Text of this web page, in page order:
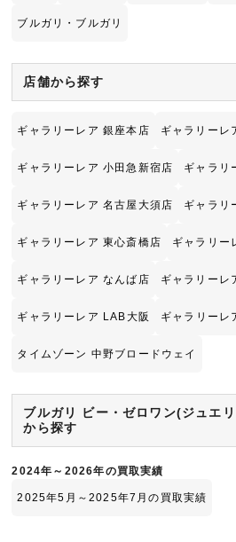
ブルガリ・ブルガリ
店舗から探す
ギャラリーレア 銀座本店 ギャラリーレ
ギャラリーレア 小田急新宿店 ギャラリ
ギャラリーレア 名古屋大須店 ギャラリ
ギャラリーレア 東心斎橋店 ギャラリー
ギャラリーレア なんば店 ギャラリーレ
ギャラリーレア LAB大阪 ギャラリーレ
タイムゾーン 中野ブロードウェイ
ブルガリ ビー・ゼロワン(ジュエ
から探す
2024年～2026年の買取実績
2025年5月～2025年7月の買取実績